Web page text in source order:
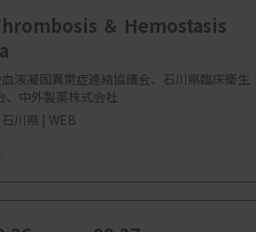
＆ Hemostasis
液凝固異常症連絡協議会、石川県臨床衛生
、中外製薬株式会社
川県 | WEB